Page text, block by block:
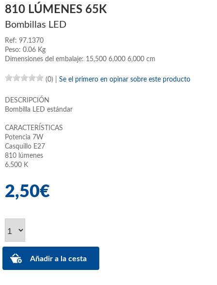
810 LÚMENES 65K
Bombillas LED
Ref: 97.1370
Peso: 0.06 Kg
Dimensiones del embalaje: 15,500 6,000 6,000 cm
(0) Se el primero en opinar sobre este producto
DESCRIPCIÓN
Bombilla LED estándar
CARACTERÍSTICAS
Potencia 7W
Casquillo E27
810 lúmenes
6.500 K
2,50€